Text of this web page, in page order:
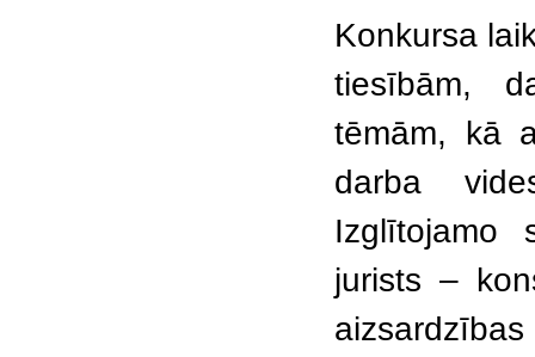
Konkursa
tiesībām,
tēmām, kā
darba
Izglītojamo
jurists –